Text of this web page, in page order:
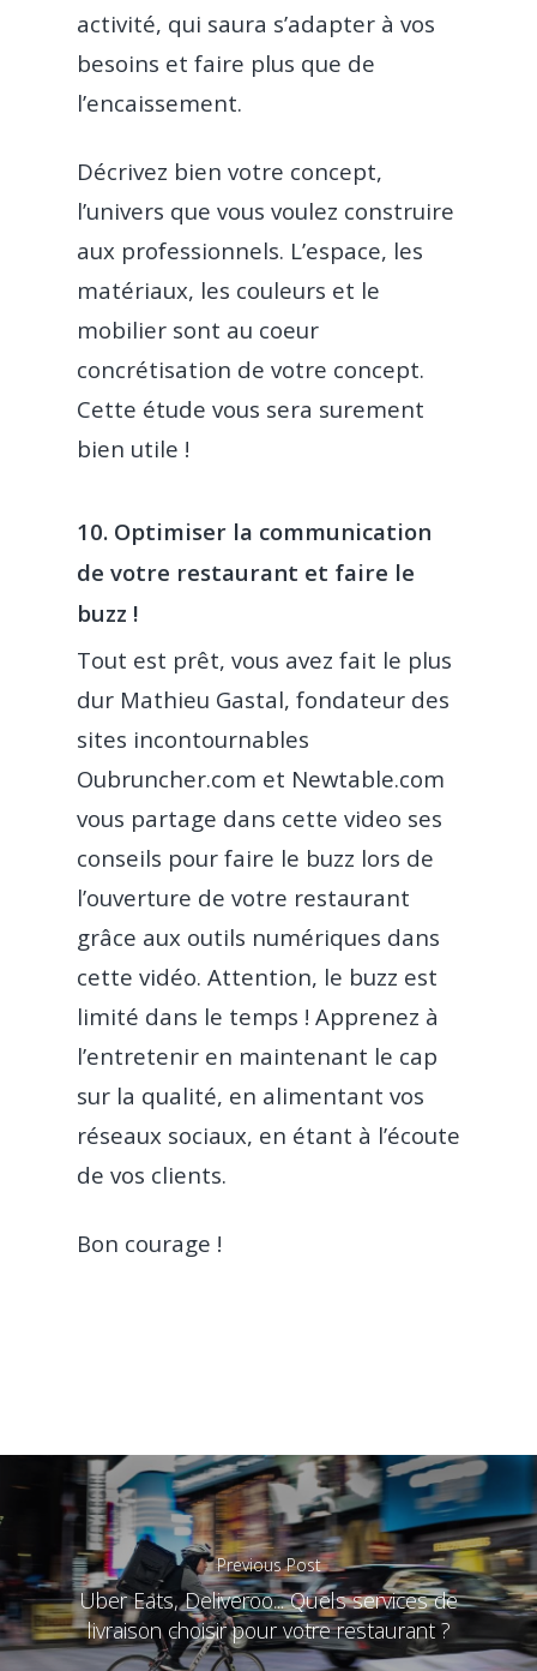
activité, qui saura s’adapter à vos
besoins et faire plus que de
l’encaissement.
Décrivez bien votre concept,
l’univers que vous voulez construire
aux professionnels. L’espace, les
matériaux, les couleurs et le
mobilier sont au coeur
concrétisation de votre concept.
Cette étude vous sera surement
bien utile !
10. Optimiser la communication
de votre restaurant et faire le
buzz !
Tout est prêt, vous avez fait le plus
dur Mathieu Gastal, fondateur des
sites incontournables
Oubruncher.com et Newtable.com
vous partage dans cette video ses
conseils pour faire le buzz lors de
l’ouverture de votre restaurant
grâce aux outils numériques dans
cette vidéo. Attention, le buzz est
limité dans le temps ! Apprenez à
l’entretenir en maintenant le cap
sur la qualité, en alimentant vos
réseaux sociaux, en étant à l’écoute
de vos clients.
Bon courage !
Previous Post
Uber Eats, Deliveroo... Quels services de
livraison choisir pour votre restaurant ?